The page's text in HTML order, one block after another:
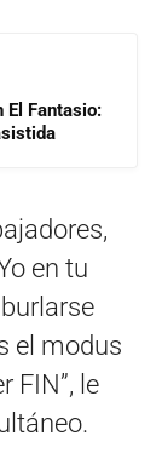
El Fantasio:
en tu
el modus
FIN”, le